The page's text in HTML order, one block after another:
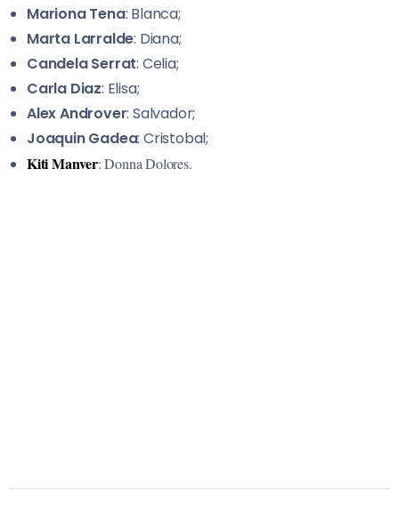
Mariona Tena: Blanca;
Marta Larralde: Diana;
Candela Serrat: Celia;
Carla Diaz: Elisa;
Alex Androver: Salvador;
Joaquin Gadea: Cristobal;
Kiti Manver: Donna Dolores.